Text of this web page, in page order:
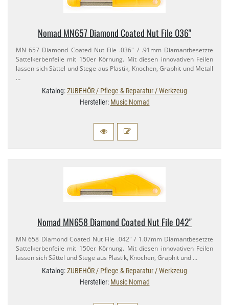
Nomad MN657 Diamond Coated Nut File 036"
MN 657 Diamond Coated Nut File .036" / .91mm Diamantbesetzte
Sattelkerbenfeile mit 150er Körnung. Mit diesen innovativen Feilen
lassen sich Sättel und Stege aus Plastik, Knochen, Graphit und Metall
…
Katalog:ZUBEHÖR / Pflege & Reparatur / Werkzeug
Hersteller: Music Nomad
Nomad MN658 Diamond Coated Nut File 042"
MN 658 Diamond Coated Nut File .042" / 1.​07mm Diamantbesetzte
Sattelkerbenfeile mit 150er Körnung. Mit diesen innovativen Feilen
lassen sich Sättel und Stege aus Plastik, Knochen, Graphit und …
Katalog:ZUBEHÖR / Pflege & Reparatur / Werkzeug
Hersteller: Music Nomad